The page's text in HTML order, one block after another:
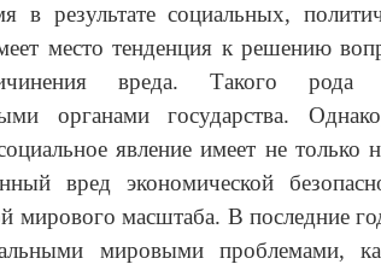
в результате социальных,
место тенденция к решению
вреда. Такого рода
органами государства.
явление имеет не только
вред экономической
мирового масштаба. В последние
мировыми проблемами,